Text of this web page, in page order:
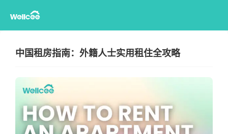
中国租房指南：外籍人士实用租住全攻略